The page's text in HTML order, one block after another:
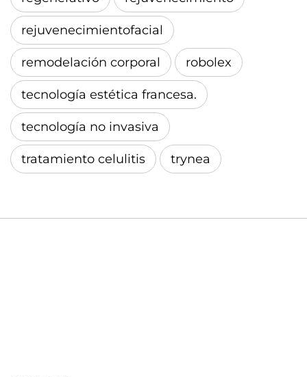
rejuvenecimientofacial
remodelación corporal robolex
tecnología estética francesa.
tecnología no invasiva
tratamiento celulitis trynea